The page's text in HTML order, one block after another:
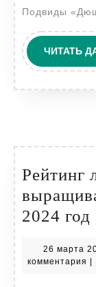
Подвиды
ЧИТАТЬ
Рейтинг
2024 год
26 марта
комментария